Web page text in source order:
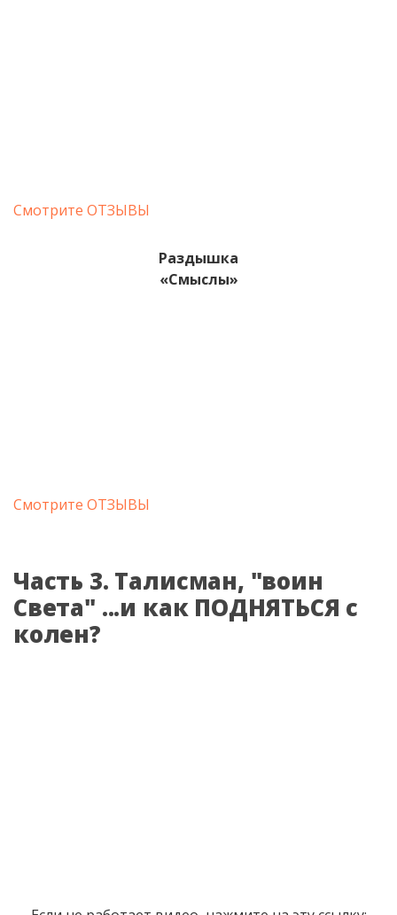
Смотрите ОТЗЫВЫ
Раздышка
«Смыслы»
Смотрите ОТЗЫВЫ
Часть 3. Талисман, "воин
Света" ...и как ПОДНЯТЬСЯ с
колен?